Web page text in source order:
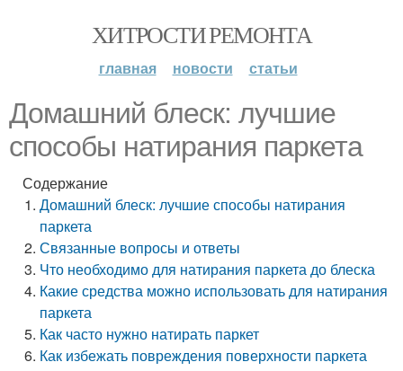
ХИТРОСТИ РЕМОНТА
главная новости статьи
Домашний блеск: лучшие
способы натирания паркета
Содержание
Домашний блеск: лучшие способы натирания
паркета
Связанные вопросы и ответы
Что необходимо для натирания паркета до блеска
Какие средства можно использовать для натирания
паркета
Как часто нужно натирать паркет
Как избежать повреждения поверхности паркета